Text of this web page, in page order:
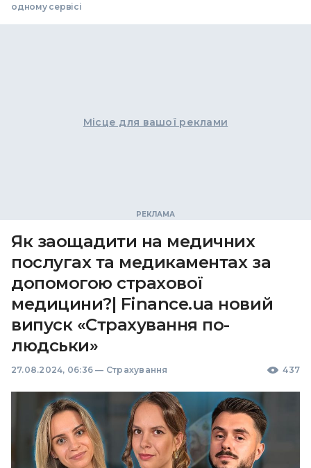
одному сервісі
Місце для вашої реклами
Як заощадити на медичних
послугах та медикаментах за
допомогою страхової
медицини?| Finance.ua новий
випуск «Страхування по-
людськи»
27.08.2024, 06:36 — Страхування 437